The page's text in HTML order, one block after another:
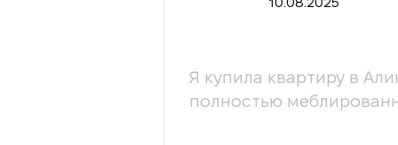
своей
С радостью
Я купила квартиру в
полностью